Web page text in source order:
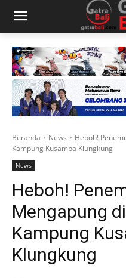
Beranda News
Heboh!
Kampung Kusamba Klungkung
News
Heboh!
Mengapung
Kampung
Klungkung